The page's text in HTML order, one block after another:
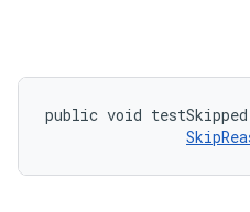
public void